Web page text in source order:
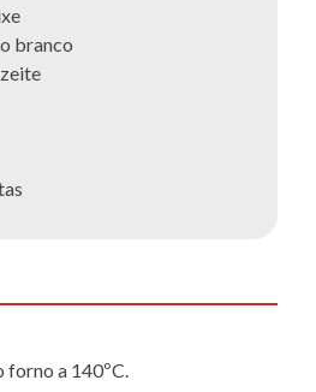
branco
forno a 140ºC.